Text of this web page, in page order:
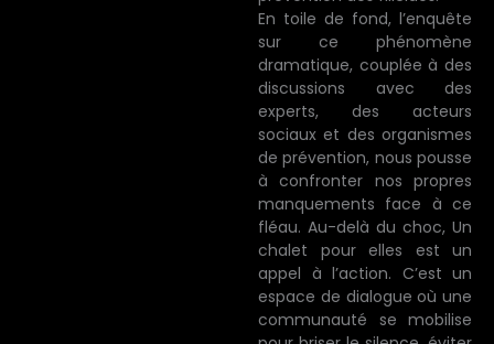
En toile de fond, l’enquête
sur ce phénomène
dramatique, couplée à des
discussions avec des
experts, des acteurs
sociaux et des organismes
de prévention, nous pousse
à confronter nos propres
manquements face à ce
fléau. Au-delà du choc, Un
chalet pour elles est un
appel à l’action. C’est un
espace de dialogue où une
communauté se mobilise